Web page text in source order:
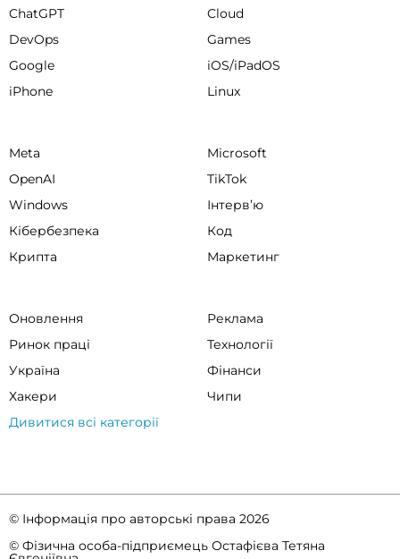
ChatGPT
Cloud
DevOps
Games
Google
iOS/iPadOS
iPhone
Linux
Meta
Microsoft
OpenAI
TikTok
Windows
Інтервʼю
Кібербезпека
Код
Крипта
Маркетинг
Оновлення
Реклама
Ринок праці
Технології
Україна
Фінанси
Хакери
Чипи
Дивитися всі категорії
© Інформація про авторські права 2026
© Фізична особа-підприємець Остафієва Тетяна